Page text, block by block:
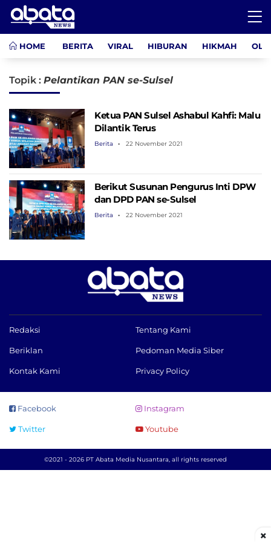
HOME BERITA VIRAL HIBURAN HIKMAH
Topik : Pelantikan PAN se-Sulsel
Ketua PAN Sulsel Ashabul Kahfi: Malu
Dilantik Terus
Berita 22 November 2021
Berikut Susunan Pengurus Inti DPW
dan DPD PAN se-Sulsel
Berita 22 November 2021
Redaksi Tentang Kami
Beriklan Pedoman Media Siber
Kontak Kami Privacy Policy
Facebook Instagram
Twitter Youtube
©2021 - 2026 PT Abata Media Nusantara, all rights reserved
×